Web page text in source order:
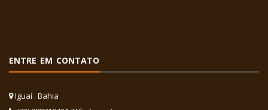
ENTRE EM CONTATO
Iguaí . Bahia